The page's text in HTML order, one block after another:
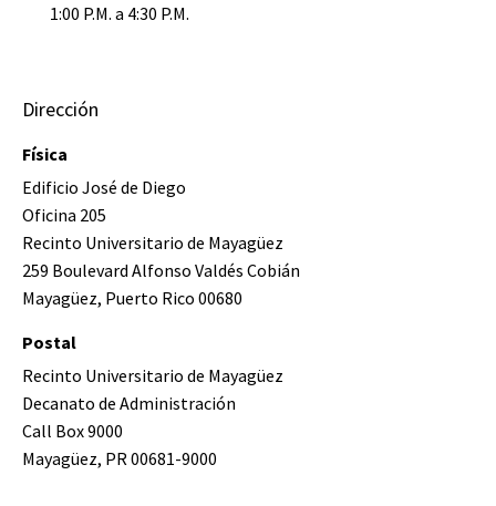
1:00 P.M. a 4:30 P.M.
Dirección
Física
Edificio José de Diego
Oficina 205
Recinto Universitario de Mayagüez
259 Boulevard Alfonso Valdés Cobián
Mayagüez, Puerto Rico 00680
Postal
Recinto Universitario de Mayagüez
Decanato de Administración
Call Box 9000
Mayagüez, PR 00681-9000